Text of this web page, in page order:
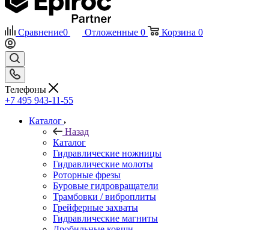
Сравнение0 Отложенные 0 Корзина 0
Телефоны
+7 495 943-11-55
Каталог
Назад
Каталог
Гидравлические ножницы
Гидравлические молоты
Роторные фрезы
Буровые гидровращатели
Трамбовки / виброплиты
Грейферные захваты
Гидравлические магниты